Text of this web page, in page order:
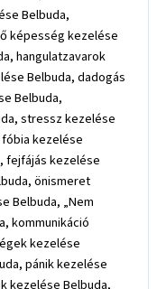
Belbuda,
képesség kezelése
hangulatzavarok
Belbuda, dadogás
Belbuda,
stressz kezelése
kezelése
fejfájás kezelése
önismeret
Belbuda, „Nem
kommunikáció
kezelése
pánik kezelése